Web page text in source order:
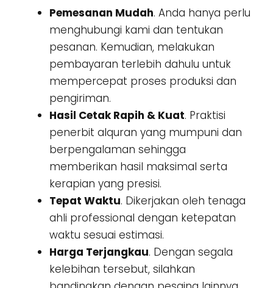
Pemesanan Mudah. Anda hanya perlu
menghubungi kami dan tentukan
pesanan. Kemudian, melakukan
pembayaran terlebih dahulu untuk
mempercepat proses produksi dan
pengiriman.
Hasil Cetak Rapih & Kuat. Praktisi
penerbit alquran yang mumpuni dan
berpengalaman sehingga
memberikan hasil maksimal serta
kerapian yang presisi.
Tepat Waktu. Dikerjakan oleh tenaga
ahli professional dengan ketepatan
waktu sesuai estimasi.
Harga Terjangkau. Dengan segala
kelebihan tersebut, silahkan